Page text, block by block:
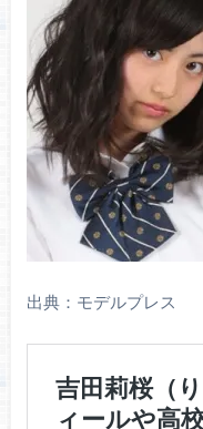
出典：モデルプレス